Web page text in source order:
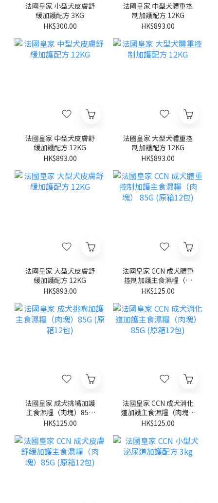
法國皇家 小型犬皮膚舒
緩加護配方 3KG
HK$300.00
法國皇家 中型犬體重控
制加護配方 12KG
HK$893.00
法國皇家 中型犬皮膚舒
緩加護配方 12KG
HK$893.00
法國皇家 大型犬體重控
制加護配方 12KG
HK$893.00
法國皇家 大型犬皮膚舒
緩加護配方 12KG
HK$893.00
法國皇家 CCN 成犬體重
控制加護主食濕糧（肉
塊） 85G (原箱12包)
HK$125.00
法國皇家 成犬挑嘴加護
主食濕糧（肉塊）85G
(原箱12包)
HK$125.00
法國皇家 CCN 成犬消化
道加護主食濕糧（肉塊）
85G (原箱12包)
HK$125.00